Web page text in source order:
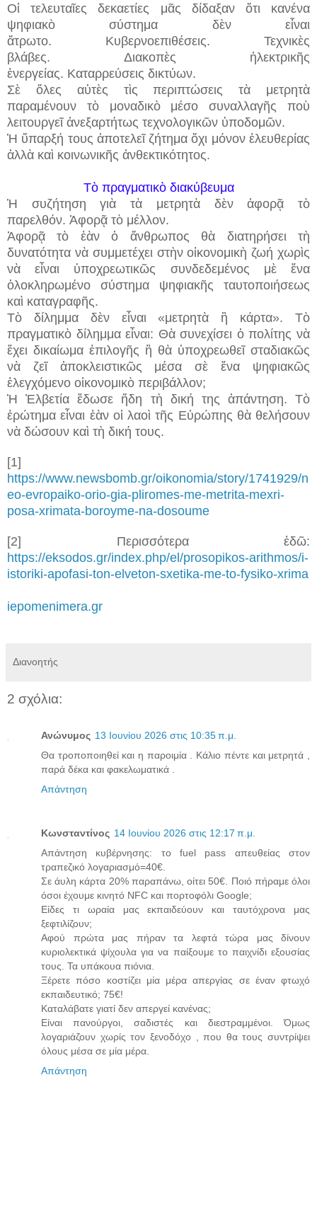
Οἱ τελευταῖες δεκαετίες μᾶς δίδαξαν ὅτι κανένα
ψηφιακὸ σύστημα δὲν εἶναι
ἄτρωτο. Κυβερνοεπιθέσεις. Τεχνικὲς
βλάβες. Διακοπὲς ἠλεκτρικῆς
ἐνεργείας. Καταρρεύσεις δικτύων.
Σὲ ὅλες αὐτὲς τὶς περιπτώσεις τὰ μετρητὰ
παραμένουν τὸ μοναδικὸ μέσο συναλλαγῆς ποὺ
λειτουργεῖ ἀνεξαρτήτως τεχνολογικῶν ὑποδομῶν.
Ἡ ὕπαρξή τους ἀποτελεῖ ζήτημα ὄχι μόνον ἐλευθερίας
ἀλλὰ καὶ κοινωνικῆς ἀνθεκτικότητος.
Τὸ πραγματικὸ διακύβευμα
Ἡ συζήτηση γιὰ τὰ μετρητὰ δὲν ἀφορᾷ τὸ
παρελθόν. Ἀφορᾷ τὸ μέλλον.
Ἀφορᾷ τὸ ἐὰν ὁ ἄνθρωπος θὰ διατηρήσει τὴ
δυνατότητα νὰ συμμετέχει στὴν οἰκονομικὴ ζωή χωρὶς
νὰ εἶναι ὑποχρεωτικῶς συνδεδεμένος μὲ ἕνα
ὁλοκληρωμένο σύστημα ψηφιακῆς ταυτοποιήσεως
καὶ καταγραφῆς.
Τὸ δίλημμα δὲν εἶναι «μετρητὰ ἢ κάρτα». Τὸ
πραγματικὸ δίλημμα εἶναι: Θὰ συνεχίσει ὁ πολίτης νὰ
ἔχει δικαίωμα ἐπιλογῆς ἢ θὰ ὑποχρεωθεῖ σταδιακῶς
νὰ ζεῖ ἀποκλειστικῶς μέσα σὲ ἕνα ψηφιακῶς
ἐλεγχόμενο οἰκονομικὸ περιβάλλον;
Ἡ Ἑλβετία ἔδωσε ἤδη τὴ δική της ἀπάντηση. Τὸ
ἐρώτημα εἶναι ἐὰν οἱ λαοὶ τῆς Εὐρώπης θὰ θελήσουν
νὰ δώσουν καὶ τὴ δική τους.
[1]
https://www.newsbomb.gr/oikonomia/story/1741929/n
eo-evropaiko-orio-gia-pliromes-me-metrita-mexri-
posa-xrimata-boroyme-na-dosoume
[2] Περισσότερα ἐδῶ:
https://eksodos.gr/index.php/el/prosopikos-arithmos/i-
istoriki-apofasi-ton-elveton-sxetika-me-to-fysiko-xrima
iepomenimera.gr
Διανοητής
2 σχόλια:
Ανώνυμος 13 Ιουνίου 2026 στις 10:35 π.μ.
Θα τροποποιηθεί και η παροιμία . Κάλιο πέντε και μετρητά ,
παρά δέκα και φακελωματικά .
Απάντηση
Κωνσταντίνος 14 Ιουνίου 2026 στις 12:17 π.μ.
Απάντηση κυβέρνησης: το fuel pass απευθείας στον
τραπεζικό λογαριασμό=40€.
Σε άυλη κάρτα 20% παραπάνω, οίτει 50€. Ποιό πήραμε όλοι
όσοι έχουμε κινητό NFC και πορτοφόλι Google;
Είδες τι ωραία μας εκπαιδεύουν και ταυτόχρονα μας
ξεφτιλίζουν;
Αφού πρώτα μας πήραν τα λεφτά τώρα μας δίνουν
κυριολεκτικά ψίχουλα για να παίξουμε το παιχνίδι εξουσίας
τους. Τα υπάκουα πιόνια.
Ξέρετε πόσο κοστίζει μία μέρα απεργίας σε έναν φτωχό
εκπαιδευτικό; 75€!
Καταλάβατε γιατί δεν απεργεί κανένας;
Είναι πανούργοι, σαδιστές και διεστραμμένοι. Όμως
λογαριάζουν χωρίς τον ξενοδόχο , που θα τους συντρίψει
όλους μέσα σε μία μέρα.
Απάντηση